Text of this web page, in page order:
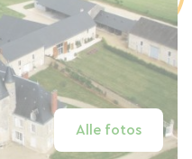
Alle fotos